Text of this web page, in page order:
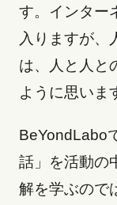
す。インター
入りますが、
は、人と人と
ように思いま
BeYondLabo
話」を活動の
解を学ぶので